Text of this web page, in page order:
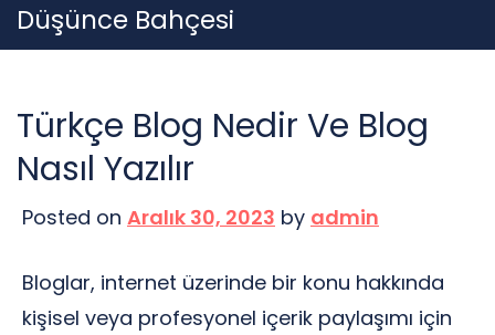
Skip
to
Düşünce Bahçesi
Türkçe Blog Nedir Ve Blog
Nasıl Yazılır
Posted on Aralık 30, 2023 by admin
Bloglar, internet üzerinde bir konu hakkında
kişisel veya profesyonel içerik paylaşımı için